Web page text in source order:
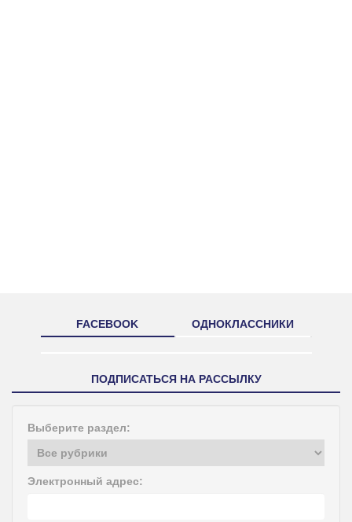
FACEBOOK ОДНОКЛАССНИКИ
ПОДПИСАТЬСЯ НА РАССЫЛКУ
Выберите раздел:
Электронный адрес: